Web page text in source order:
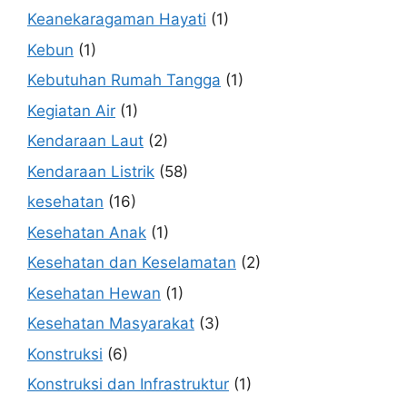
Keanekaragaman Hayati (1)
Kebun (1)
Kebutuhan Rumah Tangga (1)
Kegiatan Air (1)
Kendaraan Laut (2)
Kendaraan Listrik (58)
kesehatan (16)
Kesehatan Anak (1)
Kesehatan dan Keselamatan (2)
Kesehatan Hewan (1)
Kesehatan Masyarakat (3)
Konstruksi (6)
Konstruksi dan Infrastruktur (1)